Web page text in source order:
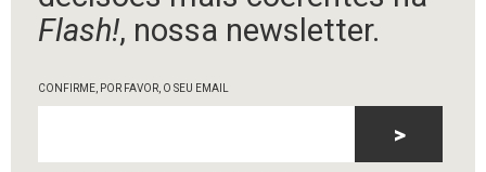
Flash!, nossa newsletter.
CONFIRME, POR FAVOR, O SEU EMAIL
>